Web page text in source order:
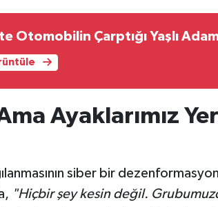
Otomobilin Çarptığı Yaşlı
Ayaklarımız
siber bir
"Hiçbir şey kesin değil.